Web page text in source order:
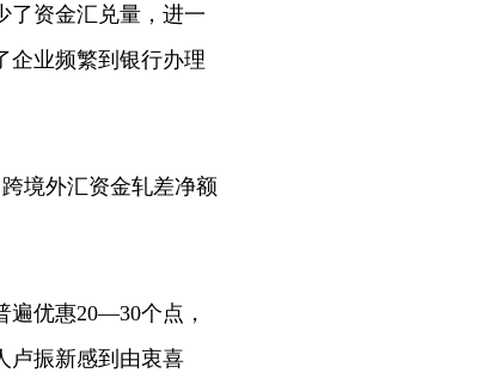
资金汇兑量，进一
企业频繁到银行办理
境外汇资金轧差净额
优惠20—30个点，
卢振新感到由衷喜